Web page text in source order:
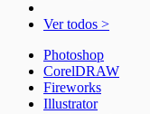
Ver todos >
Photoshop
CorelDRAW
Fireworks
Illustrator